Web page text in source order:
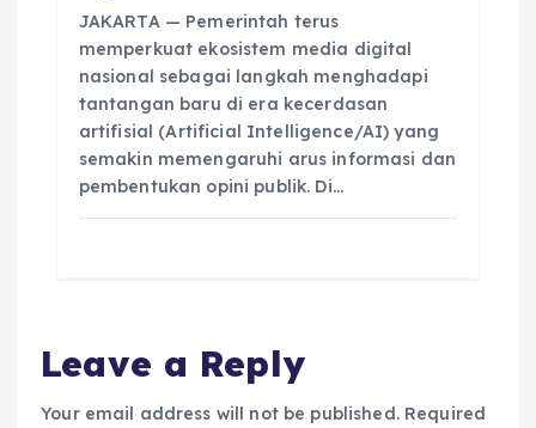
JAKARTA — Pemerintah terus
memperkuat ekosistem media digital
nasional sebagai langkah menghadapi
tantangan baru di era kecerdasan
artifisial (Artificial Intelligence/AI) yang
semakin memengaruhi arus informasi dan
pembentukan opini publik. Di…
Leave a Reply
Your email address will not be published. Required